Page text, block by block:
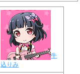
牛
込りみ